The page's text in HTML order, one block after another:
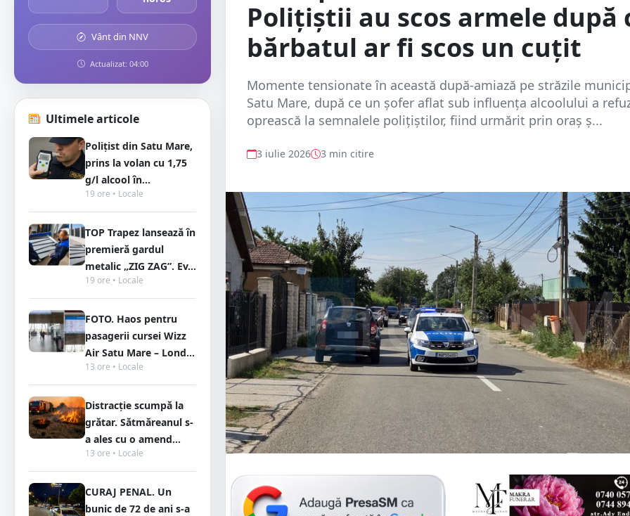
Vânt din NNV
Actualizat: 04:00
Ultimele articole
Polițist din Satu Mare,
prins la volan cu 1,75
g/l alcool în...
19 ore • Locale
TOP Trapez lansează în
premieră gardul
metalic „ZIG ZAG”. Ev...
19 ore • Locale
FOTO. Haos pentru
pasagerii cursei Wizz
Air Satu Mare – Lond...
13 ore • Locale
Distracție scumpă la
grătar. Sătmăreanul s-
a ales cu o amend...
13 ore • Locale
CURAJ PENAL. Un
bunic de 72 de ani s-a
Polițiștii au scos armele după
bărbatul ar fi scos un cuțit
Momente tensionate în această după-amiază pe străzile
Satu Mare, după ce un șofer aflat sub influența alcoolului a
oprească la semnalele polițiștilor, fiind urmărit prin oraș ș...
3 iulie 2026 3 min citire